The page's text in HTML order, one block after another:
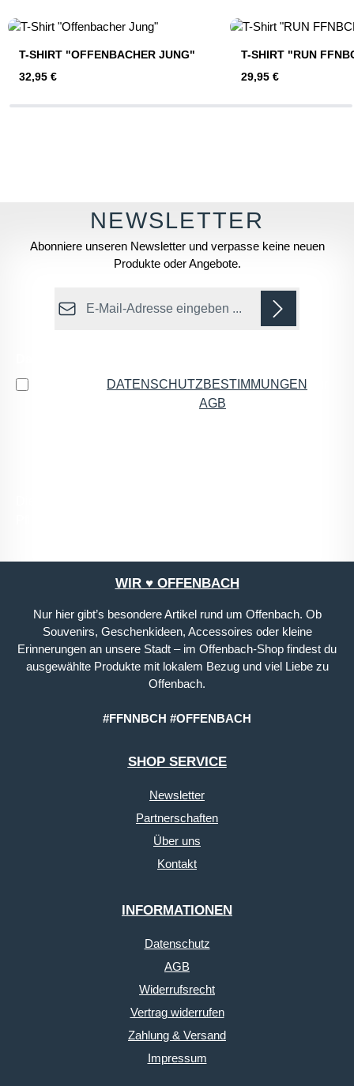
T-SHIRT "OFFENBACHER JUNG"
Regulärer Preis:
32,95 €
T-SHIRT "RUN
Regulärer Preis:
29,95 €
Abonniere unseren Newsletter und verpasse keine neuen
Produkte oder Angebote.
E-Mail-Adresse*
DATENSCHUTZBESTIMMUNGEN
AGB
WIR ♥ OFFENBACH
Nur hier gibt’s besondere Artikel rund um Offenbach. Ob
Souvenirs, Geschenkideen, Accessoires oder kleine
Erinnerungen an unsere Stadt – im Offenbach-Shop findest du
ausgewählte Produkte mit lokalem Bezug und viel Liebe zu
Offenbach.
#FFNNBCH #OFFENBACH
SHOP SERVICE
Newsletter
Partnerschaften
Über uns
Kontakt
INFORMATIONEN
Datenschutz
AGB
Widerrufsrecht
Vertrag widerrufen
Zahlung & Versand
Impressum